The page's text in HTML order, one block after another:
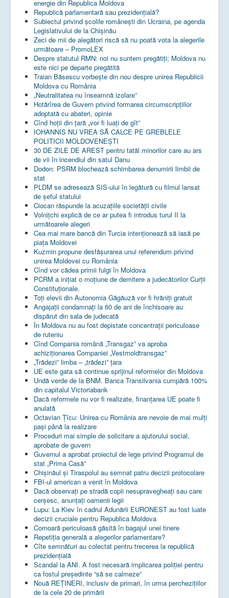
energie din Republica Moldova
Republică parlamentară sau prezidențială?
Subiectul privind şcolile româneşti din Ucraina, pe agenda
Legislativului de la Chişinău
Zeci de mii de alegători riscă să nu poată vota la alegerile
următoare – PromoLEX
Despre statutul RMN: noi nu suntem pregătiți; Moldova nu
este nici pe departe pregătită
Traian Băsescu vorbește din nou despre unirea Republicii
Moldova cu România
„Neutralitatea nu înseamnă izolare”
Hotărîrea de Guvern privind formarea circumscripțiilor
adoptată cu abateri, opinie
Cînd hoții din țară „vor fi luați de gît”
IOHANNIS NU VREA SĂ CALCE PE GREBLELE
POLITICII MOLDOVENEȘTI
30 DE ZILE DE AREST pentru tatăl minorilor care au ars
de vii în incendiul din satul Danu
Dodon: PSRM blochează schimbarea denumirii limbii de
stat
PLDM se adresează SIS-ului în legătură cu filmul lansat
de șeful statului
Ciocan răspunde la acuzațiile societății civile
Volnițchi explică de ce ar putea fi introdus turul II la
următoarele alegeri
Cea mai mare bancă din Turcia intenționează să iasă pe
piața Moldovei
Kuzmin propune desfășurarea unui referendum privind
unirea Moldovei cu România
Cînd vor cădea primii fulgi în Moldova
PCRM a iniţiat o moţiune de demitere a judecătorilor Curţii
Constituţionale.
Toţi elevii din Autonomia Găgăuză vor fi hrăniţi gratuit
Angajații condamnați la 60 de ani de închisoare au
dispărut din sala de judecată
În Moldova nu au fost depistate concentrații periculoase
de ruteniu
Cînd Compania română „Transgaz” va aproba
achiziționarea Companiei „Vestmoldtransgaz”
„Trădezi” limba – „trădezi” țara
UE este gata să continue sprijinul reformelor din Moldova
Undă verde de la BNM. Banca Transilvania cumpără 100%
din capitalul Victoriabank
Dacă reformele nu vor fi realizate, finanţarea UE poate fi
anulată
Octavian Țîcu: Unirea cu România are nevoie de mai mulți
pași până la realizare
Proceduri mai simple de solicitare a ajutorului social,
aprobate de guvern
Guvernul a aprobat proiectul de lege privind Programul de
stat „Prima Casă”
Chișinăul și Tiraspolul au semnat patru decizii protocolare
FBI-ul american a venit în Moldova
Dacă observați pe stradă copii nesupravegheați sau care
cerșesc, anunțați oamenii legii
Lupu: La Kiev în cadrul Adunării EURONEST au fost luate
decizii cruciale pentru Republica Moldova
Comoară periculoasă găsită în bagajul unei tinere
Repetiția generală a alegerilor parlamentare?
Cîte semnături au colectat pentru trecerea la republică
prezidențială
Scandal la ANI. A fost necesară implicarea poliției pentru
ca fostul președinte “să se calmeze”
Nouă REȚINERI, inclusiv de primari, în urma perchezițiilor
de la cele 20 de primării